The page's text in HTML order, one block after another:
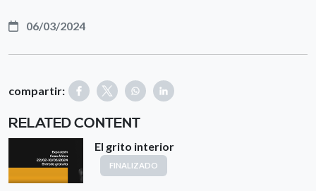
06/03/2024
compartir:
RELATED CONTENT
El grito interior
FINALIZADO